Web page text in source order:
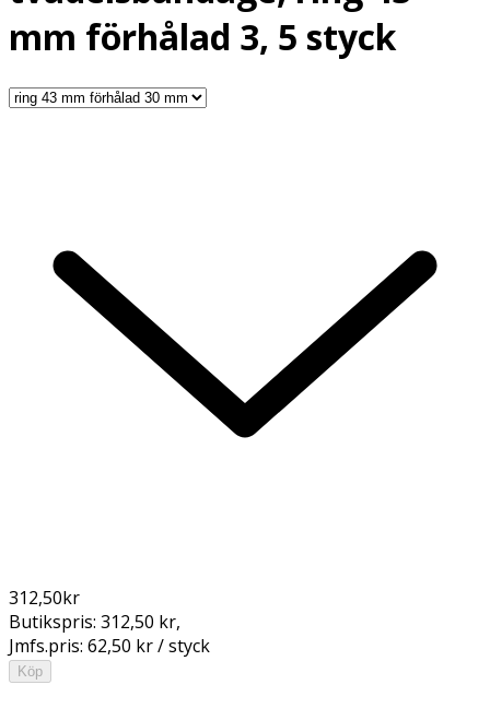
mm förhålad 3, 5 styck
312,50kr
Butikspris: 312,50 kr,
Jmfs.pris: 62,50 kr / styck
Köp